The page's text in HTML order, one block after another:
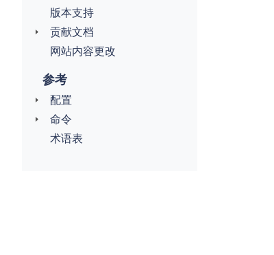
版本支持
贡献文档
网站内容更改
参考
配置
命令
术语表